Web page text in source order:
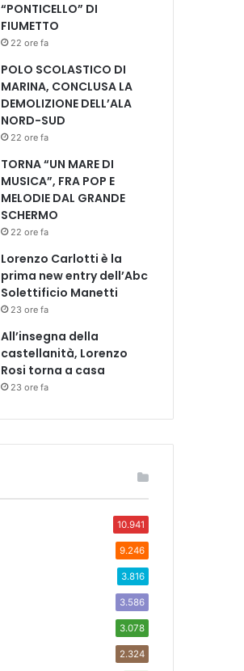
“PONTICELLO” DI
FIUMETTO
22 ore fa
POLO SCOLASTICO DI
MARINA, CONCLUSA LA
DEMOLIZIONE DELL’ALA
NORD-SUD
22 ore fa
TORNA “UN MARE DI
MUSICA”, FRA POP E
MELODIE DAL GRANDE
SCHERMO
22 ore fa
Lorenzo Carlotti è la
prima new entry dell’Abc
Solettificio Manetti
23 ore fa
All’insegna della
castellanità, Lorenzo
Rosi torna a casa
23 ore fa
10.941
9.246
3.816
3.586
3.078
2.324